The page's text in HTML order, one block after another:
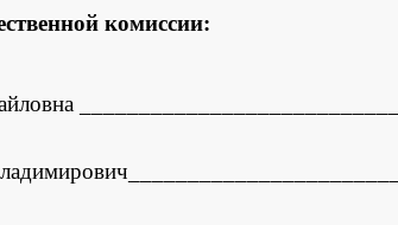
комиссии:
___________________________